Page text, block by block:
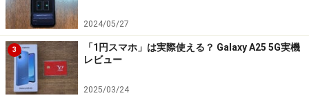
2024/05/27
3
「1円スマホ」は実際使える？ Galaxy A25 5G実機
レビュー
2025/03/24